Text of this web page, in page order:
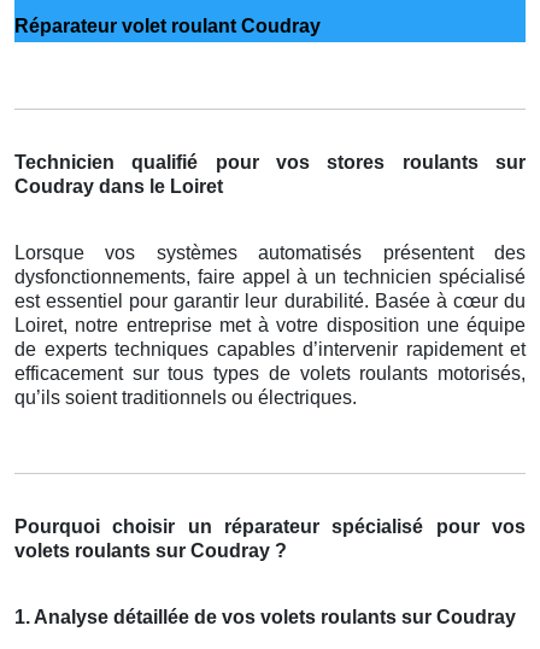
Réparateur volet roulant Coudray
Technicien qualifié pour vos stores roulants sur
Coudray dans le Loiret
Lorsque vos systèmes automatisés présentent des
dysfonctionnements, faire appel à un technicien spécialisé
est essentiel pour garantir leur durabilité. Basée à cœur du
Loiret, notre entreprise met à votre disposition une équipe
de experts techniques capables d’intervenir rapidement et
efficacement sur tous types de volets roulants motorisés,
qu’ils soient traditionnels ou électriques.
Pourquoi choisir un réparateur spécialisé pour vos
volets roulants sur Coudray ?
1. Analyse détaillée de vos volets roulants sur Coudray